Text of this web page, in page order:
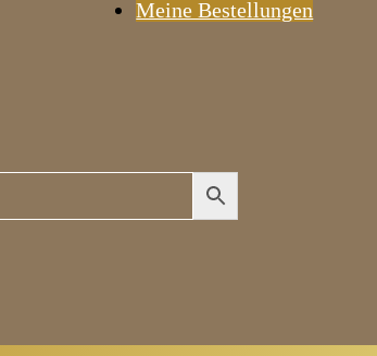
Meine Bestellungen